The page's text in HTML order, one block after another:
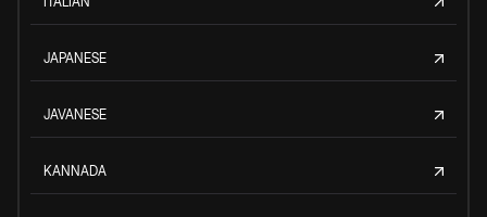
JAPANESE
JAVANESE
KANNADA